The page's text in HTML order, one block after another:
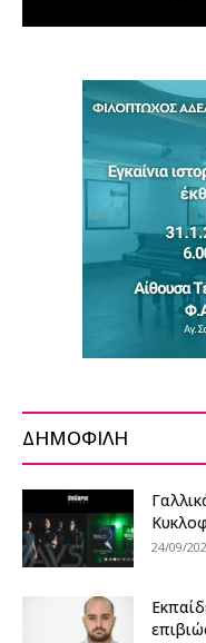
ΔΗΜΟΦΙΛΗ
24/09/